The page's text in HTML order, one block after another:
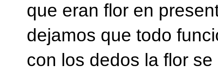
que eran flor en
dejamos que todo
con los dedos la flor